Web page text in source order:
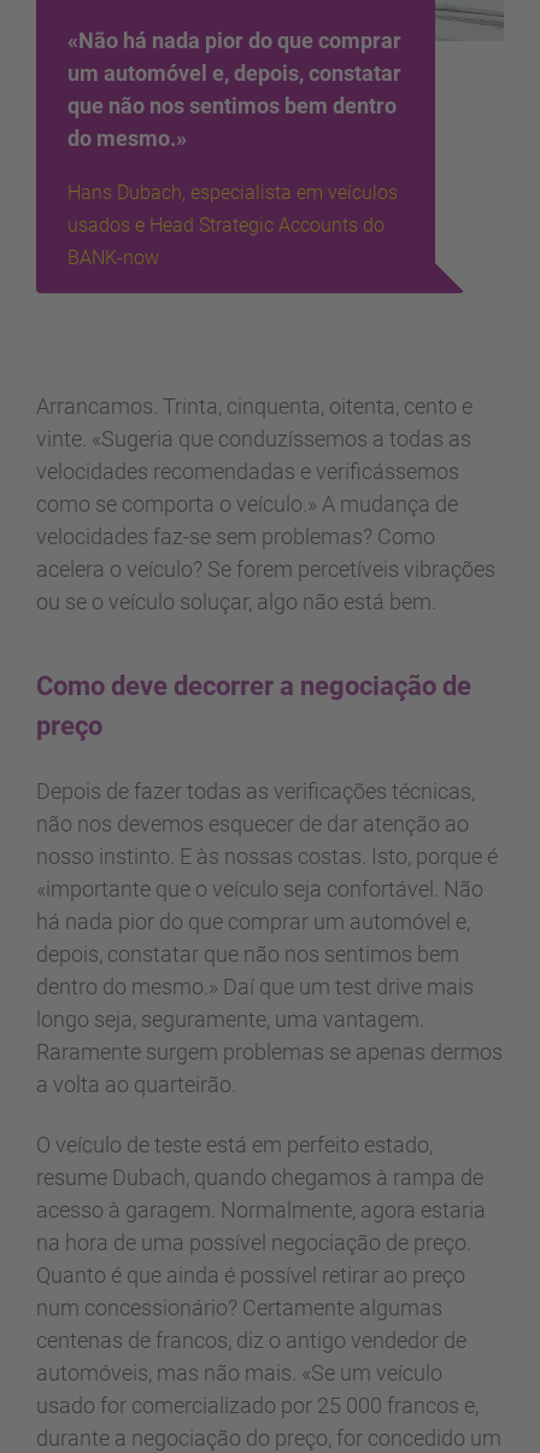
«Não há nada pior do que comprar
um automóvel e, depois, constatar
que não nos sentimos bem dentro
do mesmo.»
Hans Dubach, especialista em veículos
usados e Head Strategic Accounts do
BANK-now
Arrancamos. Trinta, cinquenta, oitenta, cento e
vinte. «Sugeria que conduzíssemos a todas as
velocidades recomendadas e verificássemos
como se comporta o veículo.» A mudança de
velocidades faz-se sem problemas? Como
acelera o veículo? Se forem percetíveis vibrações
ou se o veículo soluçar, algo não está bem.
Como deve decorrer a negociação de
preço
Depois de fazer todas as verificações técnicas,
não nos devemos esquecer de dar atenção ao
nosso instinto. E às nossas costas. Isto, porque é
«importante que o veículo seja confortável. Não
há nada pior do que comprar um automóvel e,
depois, constatar que não nos sentimos bem
dentro do mesmo.» Daí que um test drive mais
longo seja, seguramente, uma vantagem.
Raramente surgem problemas se apenas dermos
a volta ao quarteirão.
O veículo de teste está em perfeito estado,
resume Dubach, quando chegamos à rampa de
acesso à garagem. Normalmente, agora estaria
na hora de uma possível negociação de preço.
Quanto é que ainda é possível retirar ao preço
num concessionário? Certamente algumas
centenas de francos, diz o antigo vendedor de
automóveis, mas não mais. «Se um veículo
usado for comercializado por 25 000 francos e,
durante a negociação do preço, for concedido um